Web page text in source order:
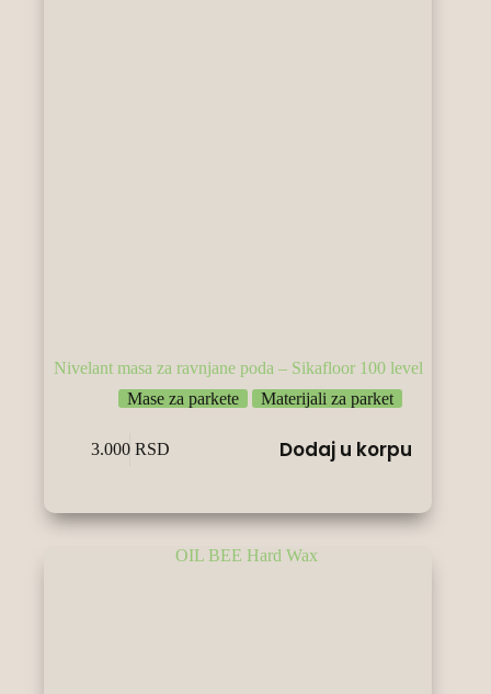
Nivelant masa za ravnjane poda – Sikafloor 100 level
Mase za parkete
Materijali za parket
3.000 RSD Dodaj u korpu